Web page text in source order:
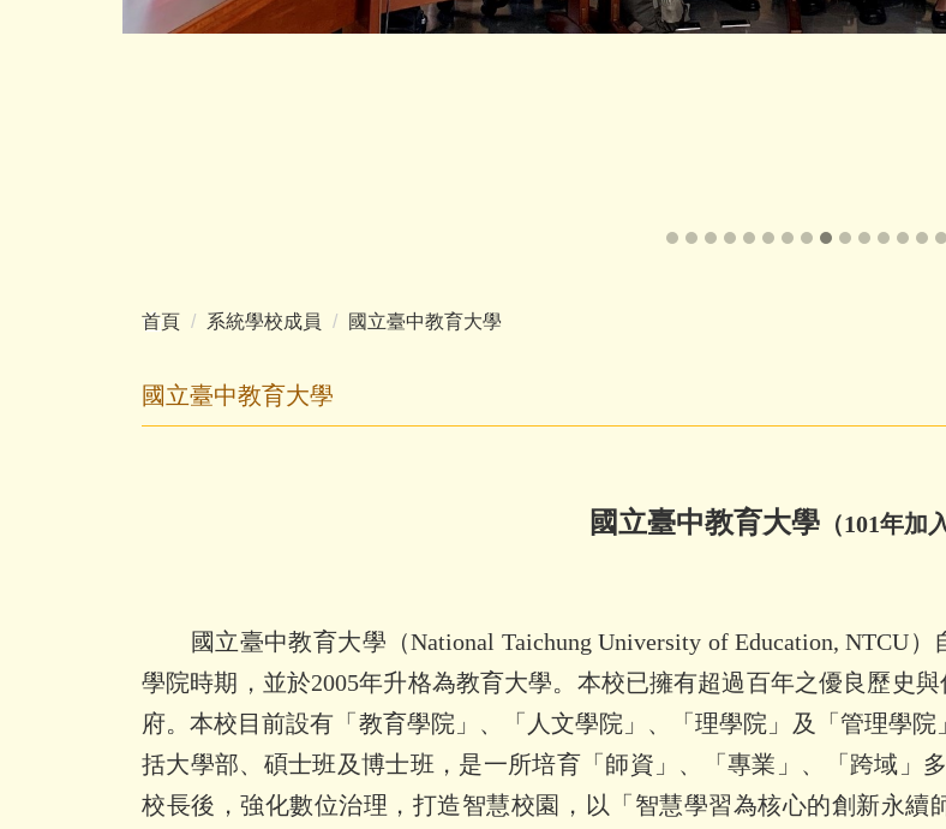
首頁 系統學校成員 國立臺中教育大學
國立臺中教育大學
國立臺中教育大學 （101年加
國立臺中教育大學（National Taichung University of Education, NTCU）
學院時期，並於2005年升格為教育大學。本校已擁有超過百年之優良歷史
府。本校目前設有「教育學院」、「人文學院」、「理學院」及「管理學院
括大學部、碩士班及博士班，是一所培育「師資」、「專業」、「跨域」
校長後，強化數位治理，打造智慧校園，以「智慧學習為核心的創新永